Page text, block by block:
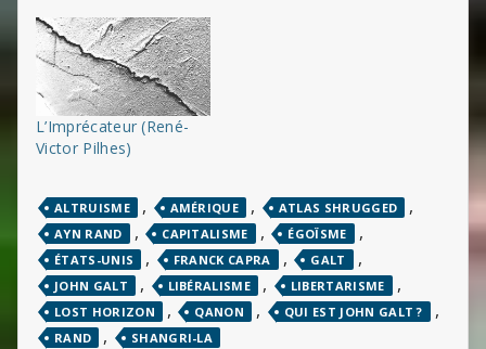
L’Imprécateur (René-
Victor Pilhes)
ALTRUISME , AMÉRIQUE , ATLAS SHRUGGED ,
AYN RAND , CAPITALISME , ÉGOÏSME ,
ÉTATS-UNIS , FRANCK CAPRA , GALT ,
JOHN GALT , LIBÉRALISME , LIBERTARISME ,
LOST HORIZON , QANON , QUI EST JOHN GALT ? ,
RAND , SHANGRI-LA